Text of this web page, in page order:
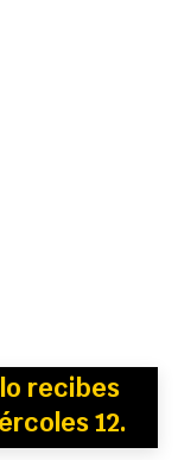
lo recibes
12.